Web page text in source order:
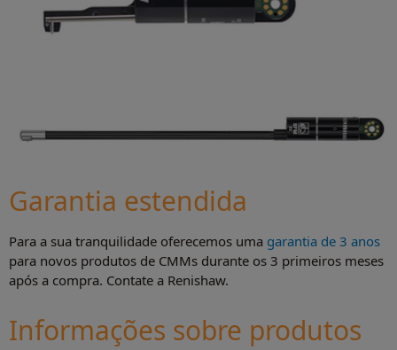
Garantia estendida
Para a sua tranquilidade oferecemos uma garantia de 3 anos
para novos produtos de CMMs durante os 3 primeiros meses
após a compra. Contate a Renishaw.
Informações sobre produtos